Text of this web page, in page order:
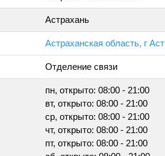
Астрахань
Астраханская область, г
Отделение связи
пн, открыто: 08:00 - 21:00
вт, открыто: 08:00 - 21:00
ср, открыто: 08:00 - 21:00
чт, открыто: 08:00 - 21:00
пт, открыто: 08:00 - 21:00